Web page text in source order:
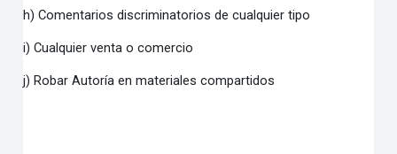
h) Comentarios discriminatorios de cualquier tipo
i) Cualquier venta o comercio
j) Robar Autoría en materiales compartidos